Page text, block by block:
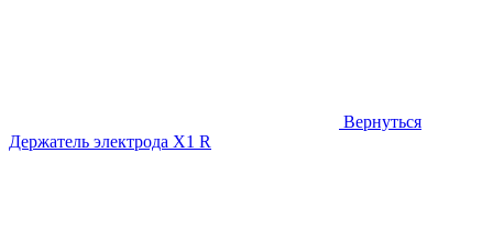
Вернуться
Держатель электрода X1 R